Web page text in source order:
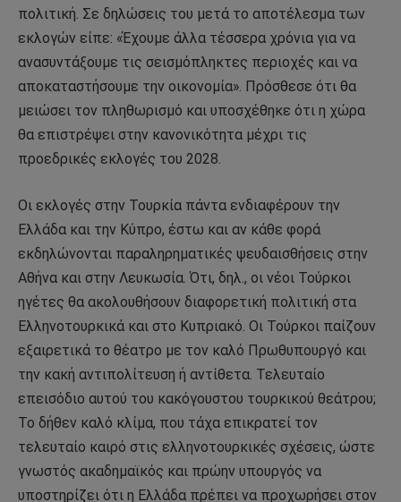
πολιτική. Σε δηλώσεις του μετά το αποτέλεσμα των
εκλογών είπε: «Έχουμε άλλα τέσσερα χρόνια για να
ανασυντάξουμε τις σεισμόπληκτες περιοχές και να
αποκαταστήσουμε την οικονομία». Πρόσθεσε ότι θα
μειώσει τον πληθωρισμό και υποσχέθηκε ότι η χώρα
θα επιστρέψει στην κανονικότητα μέχρι τις
προεδρικές εκλογές του 2028.
Οι εκλογές στην Τουρκία πάντα ενδιαφέρουν την
Ελλάδα και την Κύπρο, έστω και αν κάθε φορά
εκδηλώνονται παραληρηματικές ψευδαισθήσεις στην
Αθήνα και στην Λευκωσία. Ότι, δηλ., οι νέοι Τούρκοι
ηγέτες θα ακολουθήσουν διαφορετική πολιτική στα
Ελληνοτουρκικά και στο Κυπριακό. Οι Τούρκοι παίζουν
εξαιρετικά το θέατρο με τον καλό Πρωθυπουργό και
την κακή αντιπολίτευση ή αντίθετα. Τελευταίο
επεισόδιο αυτού του κακόγουστου τουρκικού θεάτρου;
Το δήθεν καλό κλίμα, που τάχα επικρατεί τον
τελευταίο καιρό στις ελληνοτουρκικές σχέσεις, ώστε
γνωστός ακαδημαϊκός και πρώην υπουργός να
υποστηρίζει ότι η Ελλάδα πρέπει να προχωρήσει στον